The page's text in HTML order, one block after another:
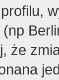
że